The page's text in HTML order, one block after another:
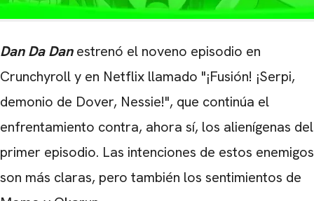
Dan Da Danestrenó el noveno episodio en
Crunchyroll y en Netflix llamado "¡Fusión! ¡Serpi,
demonio de Dover, Nessie!", que continúa el
enfrentamiento contra, ahora sí, los alienígenas del
primer episodio. Las intenciones de estos enemigos
son más claras, pero también los sentimientos de